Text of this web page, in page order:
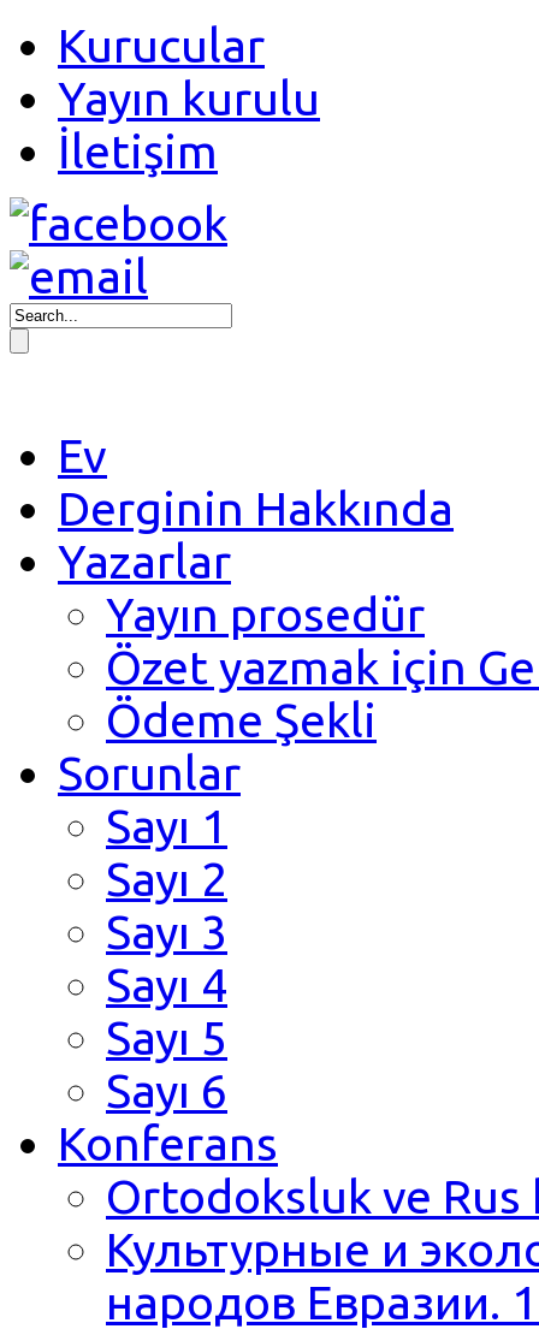
Kurucular
Yayın kurulu
İletişim
Ev
Derginin Hakkında
Yazarlar
Yayın prosedür
Özet yazmak için
Ödeme Şekli
Sorunlar
Sayı 1
Sayı 2
Sayı 3
Sayı 4
Sayı 5
Sayı 6
Konferans
Ortodoksluk ve Rus
Культурные и
народов Евразии.